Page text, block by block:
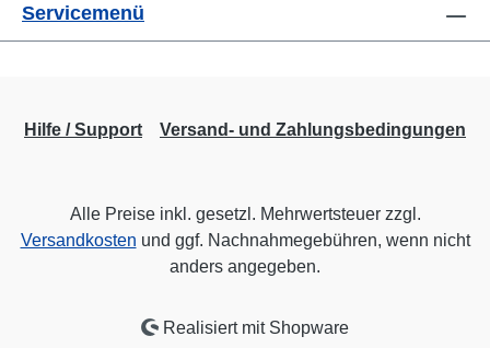
Servicemenü
Hilfe / Support Versand- und Zahlungsbedingungen
Alle Preise inkl. gesetzl. Mehrwertsteuer zzgl.
Versandkosten und ggf. Nachnahmegebühren, wenn nicht
anders angegeben.
Realisiert mit Shopware